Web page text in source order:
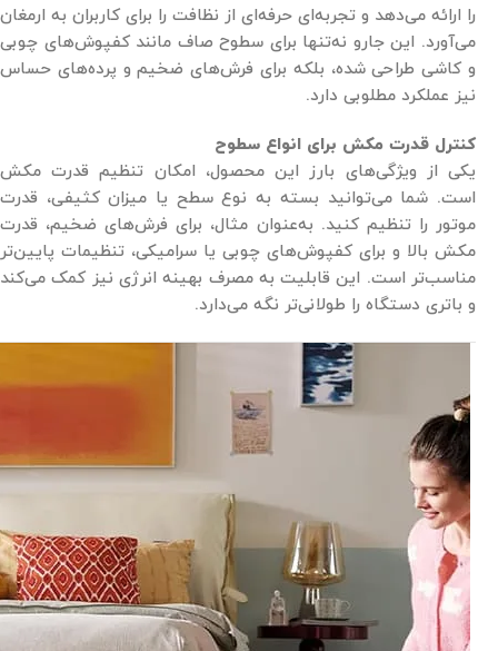
را ارائه می‌دهد و تجربه‌ای حرفه‌ای از نظافت را برای کاربران به ارمغان
می‌آورد. این جارو نه‌تنها برای سطوح صاف مانند کفپوش‌های چوبی
و کاشی طراحی شده، بلکه برای فرش‌های ضخیم و پرده‌های حساس
نیز عملکرد مطلوبی دارد.
کنترل قدرت مکش برای انواع سطوح
یکی از ویژگی‌های بارز این محصول، امکان تنظیم قدرت مکش
است. شما می‌توانید بسته به نوع سطح یا میزان کثیفی، قدرت
موتور را تنظیم کنید. به‌عنوان مثال، برای فرش‌های ضخیم، قدرت
مکش بالا و برای کفپوش‌های چوبی یا سرامیکی، تنظیمات پایین‌تر
مناسب‌تر است. این قابلیت به مصرف بهینه انرژی نیز کمک می‌کند
و باتری دستگاه را طولانی‌تر نگه می‌دارد.